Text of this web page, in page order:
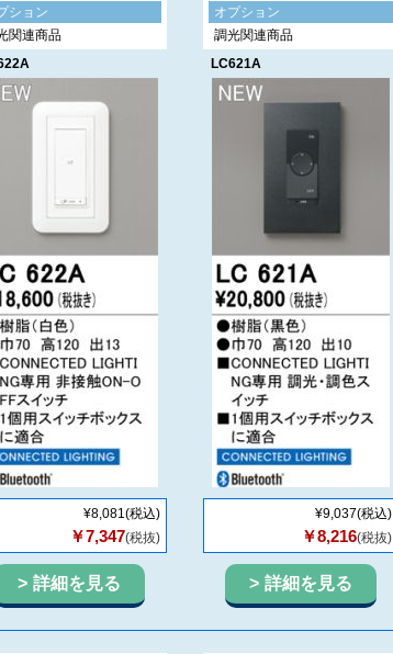
ション
関連商品
¥8,081(税込)
￥7,347(税抜)
詳細を見る
オプション
調光関連商品
LC621A
¥9,037(税込)
￥8,216(税抜)
詳細を見る